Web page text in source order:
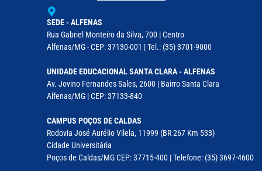
SEDE - ALFENAS
Rua Gabriel Monteiro da Silva, 700 | Centro
Alfenas/MG - CEP: 37130-001 | Tel.: (35) 3701-9000
UNIDADE EDUCACIONAL SANTA CLARA - ALFENAS
Av. Jovino Fernandes Sales, 2600 | Bairro Santa Clara
Alfenas/MG | CEP: 37133-840
CAMPUS POÇOS DE CALDAS
Rodovia José Aurélio Vilela, 11999 (BR 267 Km 533)
Cidade Universitária
Poços de Caldas/MG CEP: 37715-400 | Telefone: (35) 3697-4600